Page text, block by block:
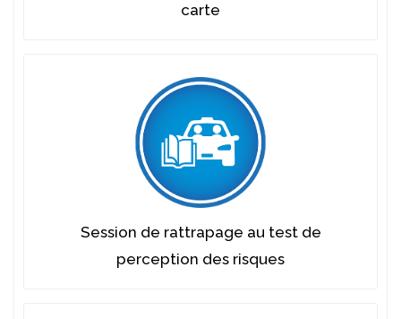
carte
Session de rattrapage au test de
perception des risques